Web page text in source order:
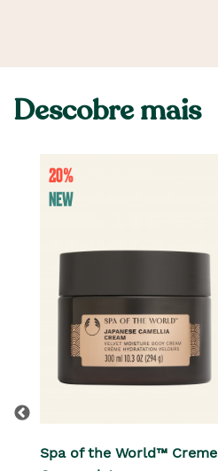
Descobre mais
Spa of the World™ Creme